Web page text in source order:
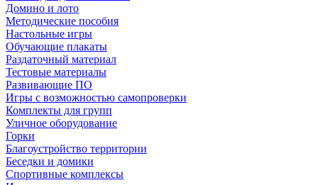
Домино и лото
Методические пособия
Настольные игры
Обучающие плакаты
Раздаточный материал
Тестовые материалы
Развивающие ПО
Игры с возможностью самопроверки
Комплекты для групп
Уличное оборудование
Горки
Благоустройство территории
Беседки и домики
Спортивные комплексы